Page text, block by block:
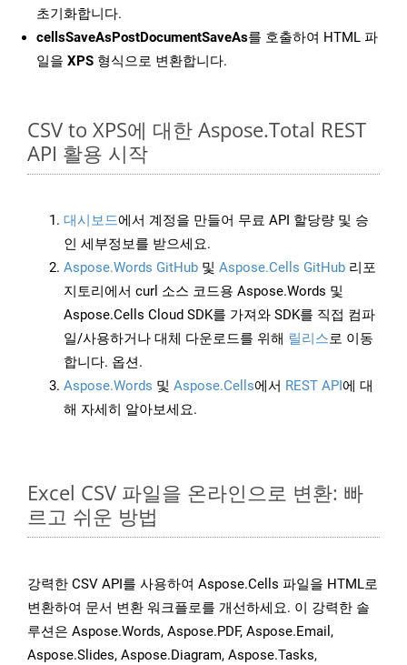
초기화합니다.
cellsSaveAsPostDocumentSaveAs를 호출하여 HTML 파
일을 XPS 형식으로 변환합니다.
CSV to XPS에 대한 Aspose.Total REST
API 활용 시작
대시보드에서 계정을 만들어 무료 API 할당량 및 승
인 세부정보를 받으세요.
Aspose.Words GitHub 및 Aspose.Cells GitHub 리포
지토리에서 curl 소스 코드용 Aspose.Words 및
Aspose.Cells Cloud SDK를 가져와 SDK를 직접 컴파
일/사용하거나 대체 다운로드를 위해 릴리스로 이동
합니다. 옵션.
Aspose.Words 및 Aspose.Cells에서 REST API에 대
해 자세히 알아보세요.
Excel CSV 파일을 온라인으로 변환: 빠
르고 쉬운 방법
강력한 CSV API를 사용하여 Aspose.Cells 파일을 HTML로
변환하여 문서 변환 워크플로를 개선하세요. 이 강력한 솔
루션은 Aspose.Words, Aspose.PDF, Aspose.Email,
Aspose.Slides, Aspose.Diagram, Aspose.Tasks,